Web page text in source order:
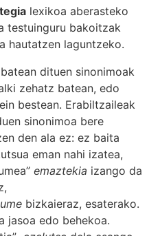
lexikoa aberasteko
testuinguru bakoitzak
hautatzen laguntzeko.
dituen sinonimoak
zehatz batean, edo
bestean. Erabiltzaileak
sinonimoa bere
den ala ez: ez baita
eman nahi izatea,
emaztekia izango da
bizkaieraz, esaterako.
jasoa edo behekoa.